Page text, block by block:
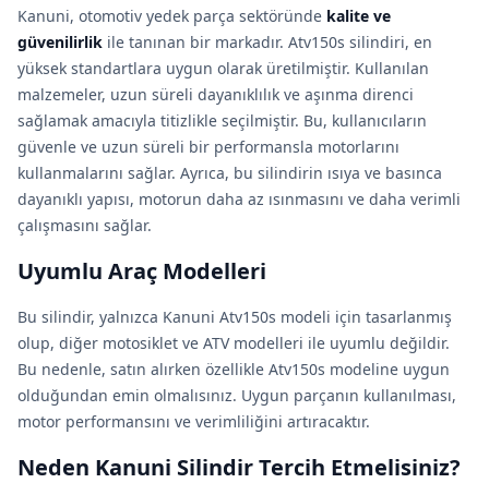
Kanuni, otomotiv yedek parça sektöründe kalite ve
güvenilirlik ile tanınan bir markadır. Atv150s silindiri, en
yüksek standartlara uygun olarak üretilmiştir. Kullanılan
malzemeler, uzun süreli dayanıklılık ve aşınma direnci
sağlamak amacıyla titizlikle seçilmiştir. Bu, kullanıcıların
güvenle ve uzun süreli bir performansla motorlarını
kullanmalarını sağlar. Ayrıca, bu silindirin ısıya ve basınca
dayanıklı yapısı, motorun daha az ısınmasını ve daha verimli
çalışmasını sağlar.
Uyumlu Araç Modelleri
Bu silindir, yalnızca Kanuni Atv150s modeli için tasarlanmış
olup, diğer motosiklet ve ATV modelleri ile uyumlu değildir.
Bu nedenle, satın alırken özellikle Atv150s modeline uygun
olduğundan emin olmalısınız. Uygun parçanın kullanılması,
motor performansını ve verimliliğini artıracaktır.
Neden Kanuni Silindir Tercih Etmelisiniz?